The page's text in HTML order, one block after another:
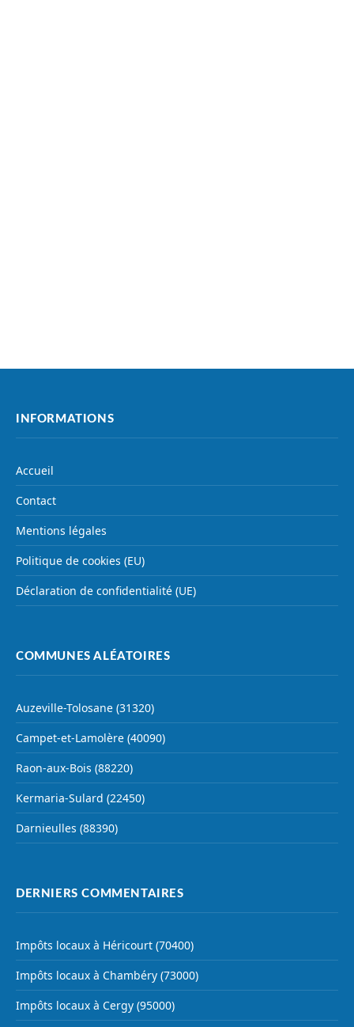
INFORMATIONS
Accueil
Contact
Mentions légales
Politique de cookies (EU)
Déclaration de confidentialité (UE)
COMMUNES ALÉATOIRES
Auzeville-Tolosane (31320)
Campet-et-Lamolère (40090)
Raon-aux-Bois (88220)
Kermaria-Sulard (22450)
Darnieulles (88390)
DERNIERS COMMENTAIRES
Impôts locaux à Héricourt (70400)
Impôts locaux à Chambéry (73000)
Impôts locaux à Cergy (95000)